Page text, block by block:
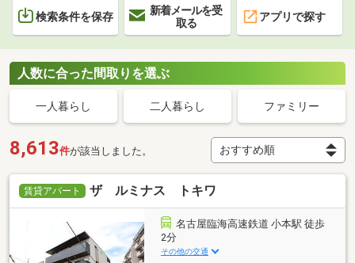
検索条件を保存
新着メールを受
取る
アプリで探す
人数に合った間取りを選ぶ
一人暮らし 二人暮らし ファミリー
8,613件が該当しました。
賃貸アパート ザ ルミナス トキワ
名古屋臨海高速鉄道 小本駅 徒歩
2分
その他の交通